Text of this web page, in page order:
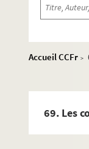
Accueil CCFr >
69. Les
47.
48.
52.